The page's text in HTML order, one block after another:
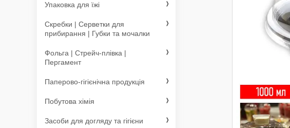
Упаковка для їжі
Скребки | Серветки для
прибирання | Губки та мочалки
Фольга | Стрейч-плівка |
Пергамент
Паперово-гігієнічна продукція
Побутова хімія
Засоби для догляду та гігієни